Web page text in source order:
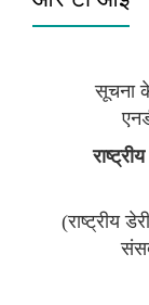
सूचना
(राष्‍ट्रीय